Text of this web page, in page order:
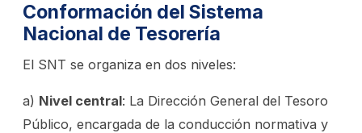
Conformación del Sistema
Nacional de Tesorería
El SNT se organiza en dos niveles:
a) Nivel central: La Dirección General del Tesoro
Público, encargada de la conducción normativa y